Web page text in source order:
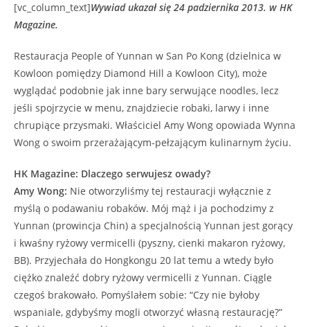
[vc_column_text]Wywiad ukazał się 24 padziernika 2013. w HK
Magazine.
Restauracja People of Yunnan w San Po Kong (dzielnica w
Kowloon pomiędzy Diamond Hill a Kowloon City), może
wyglądać podobnie jak inne bary serwujące noodles, lecz
jeśli spojrzycie w menu, znajdziecie robaki, larwy i inne
chrupiące przysmaki. Właściciel Amy Wong opowiada Wynna
Wong o swoim przerażającym-pełzającym kulinarnym życiu.
HK Magazine: Dlaczego serwujesz owady?
Amy Wong: Nie otworzyliśmy tej restauracji wyłącznie z
myślą o podawaniu robaków. Mój mąż i ja pochodzimy z
Yunnan (prowincja Chin) a specjalnością Yunnan jest gorący
i kwaśny ryżowy vermicelli (pyszny, cienki makaron ryżowy,
BB). Przyjechała do Hongkongu 20 lat temu a wtedy było
ciężko znaleźć dobry ryżowy vermicelli z Yunnan. Ciągle
czegoś brakowało. Pomyślałem sobie: “Czy nie byłoby
wspaniale, gdybyśmy mogli otworzyć własną restaurację?”